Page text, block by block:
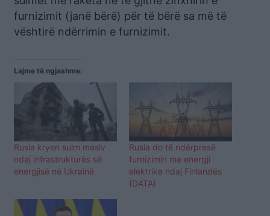
furnizimit (janë bërë) për të bërë sa më të
vështirë ndërrimin e furnizimit.
Lajme të ngjashme:
Rusia kryen sulm masiv
ndaj infrastrukturës së
energjisë në Ukrainë
Rusia do të ndërpresë
furnizimin me energji
elektrike ndaj Finlandës
(DATA)